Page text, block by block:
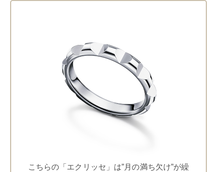
こちらの「エクリッセ」は”月の満ち欠け”が繰